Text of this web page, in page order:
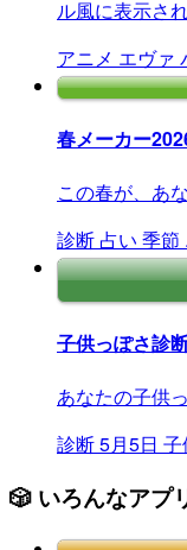
ル風に表示さ
アニメ エヴァ
春メーカー
この春が、あ
診断 占い 季節
子供っぽさ診
あなたの子供
診断5月5日 子
🎲 いろんなアプ